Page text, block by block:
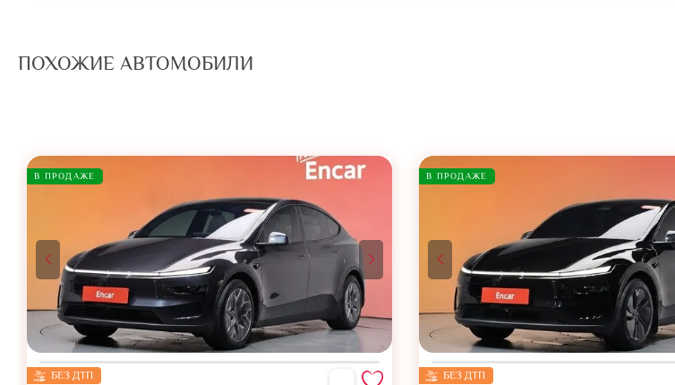
ПОХОЖИЕ АВТОМОБИЛИ
В ПРОДАЖЕ
БЕЗ ДТП
В ПРОДАЖЕ
БЕЗ ДТП